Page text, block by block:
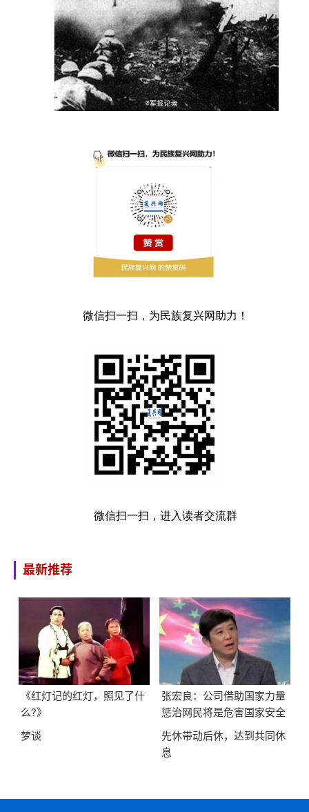
微信扫一扫，为民族复兴网助力！
微信扫一扫，进入读者交流群
最新推荐
《红灯记的红灯，照见了什
么?》
张宏良：公司借助国家力量
惩治网民将是危害国家安全
的最大隐患
梦谈
先休带动后休，达到共同休
息